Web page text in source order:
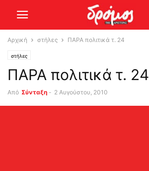
Αρχική στήλες ΠΑΡΑ πολιτικά τ. 24
στήλες
ΠΑΡΑ πολιτικά τ. 24
Από Σύνταξη - 2 Αυγούστου, 2010